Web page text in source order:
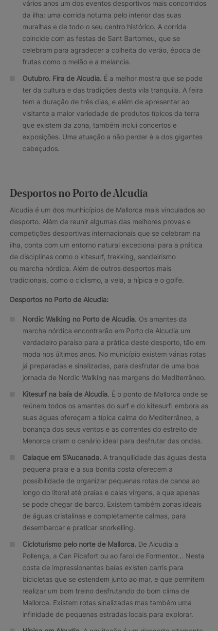
vários anos um dos eventos desportivos mais concorridos
da ilha: uma corrida noturna pelo interior das suas
muralhas e de todo o seu centro histórico. A corrida
coincide com as festas de Sant Bartomeu, que se
celebram para agradecer a colheita do verão, época de
frutas como o melão e a melancia.
Outubro. Fira de Alcudia. É a melhor mostra que se pode
ter da cultura e das tradições desta vila tranquila. A feira
tem a duração de três dias, e além de apresentar ao
visitante a maior variedade de produtos típicos da terra
que existem da zona, também inclui concertos e
exposições. Uma atuação a não perder è a dos gigantes
cabeçudos.
Desportos no Porto de Alcudia
Alcudia é um dos munhicípios de Mallorca mais vinculados ao
desporto. Além de reunir algumas das melhores provas e
competições desportivas internacionais que se celebram na
ilha, conta com um entorno natural excecional para a prática
de disciplinas como o kitesurf, trekking, sendeirismo
ou marcha nórdica. Além de outros desportos mais
tradicionais, como o ciclismo, a vela, a hípica e o golfe.
Desportos no Porto de Alcudia:
Nordic Walking no Porto de Alcudia. Os amantes da
marcha nórdica encontrarão em Porto de Alcudia um
verdadeiro paraíso para a prática deste desporto, tão em
moda nos últimos anos. No município existem várias rotas
já preparadas e sinalizadas, para desfrutar de uma boa
jornada de Nordic Walking nas margens do Mediterrâneo.
Kitesurf na baía de Alcudia. É o ponto de Mallorca onde se
reúnem todos os amantes do surf e do kitesurf: embora as
suas águas ofereçam a típica calma do Mediterrâneo, a
bonança dos seus ventos e as correntes do estreito de
Menorca criam o cenário ideal para desfrutar das ondas.
Caiaque em S’Aucanada. A tranquilidade das águas desta
pequena praia e a sua bonita costa oferecem a
possibilidade de organizar pequenas rotas de canoa ao
longo do litoral até praias e calas virgens, a que apenas
se pode chegar de barco. Existem também zonas ideais
de águas cristalinas e completamente calmas, para
desembarcar e praticar snorkelling.
Cicloturismo pelo norte de Mallorca. De Alcudia a
Pollença, a Can Picafort ou ao farol de Formentor… Nesta
costa de impressionantes baías existen carris para
bicicletas que se estendem junto ao mar, e que permitem
realizar um bom treino desfrutando do bom clima de
Mallorca. Existem rotas sinalizadas mas também uma
infinidade de pequenas estradas locais para explorar.